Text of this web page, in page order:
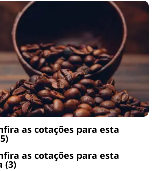
as cotações para esta
as cotações para esta
(3)